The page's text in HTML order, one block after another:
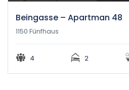
Beingasse – Apartman 48
1150 Fünfhaus
4 2